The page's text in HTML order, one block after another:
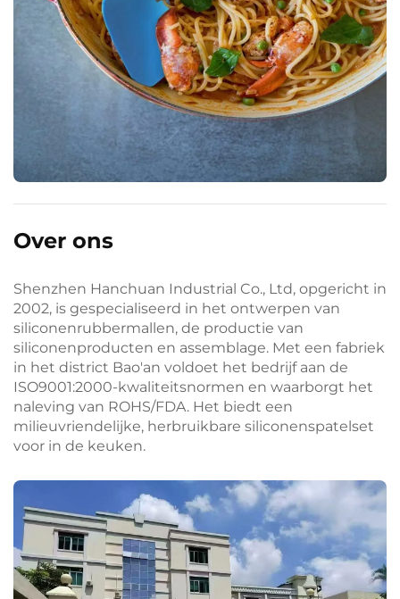
Over ons
Shenzhen Hanchuan Industrial Co., Ltd, opgericht in
2002, is gespecialiseerd in het ontwerpen van
siliconenrubbermallen, de productie van
siliconenproducten en assemblage. Met een fabriek
in het district Bao'an voldoet het bedrijf aan de
ISO9001:2000-kwaliteitsnormen en waarborgt het
naleving van ROHS/FDA. Het biedt een
milieuvriendelijke, herbruikbare siliconenspatelset
voor in de keuken.